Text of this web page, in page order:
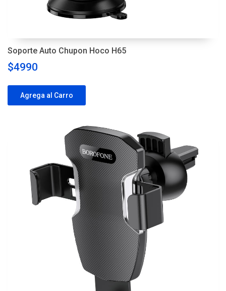
Soporte Auto Chupon Hoco H65
$4990
Agrega al Carro